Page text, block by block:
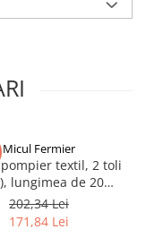
Micul Fermier
textil, 2 toli
lungimea de 20m,
Micul Fermier GF-
0290
202,34 Lei
171,84 Lei